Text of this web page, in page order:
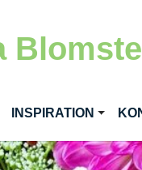
INSPIRATION